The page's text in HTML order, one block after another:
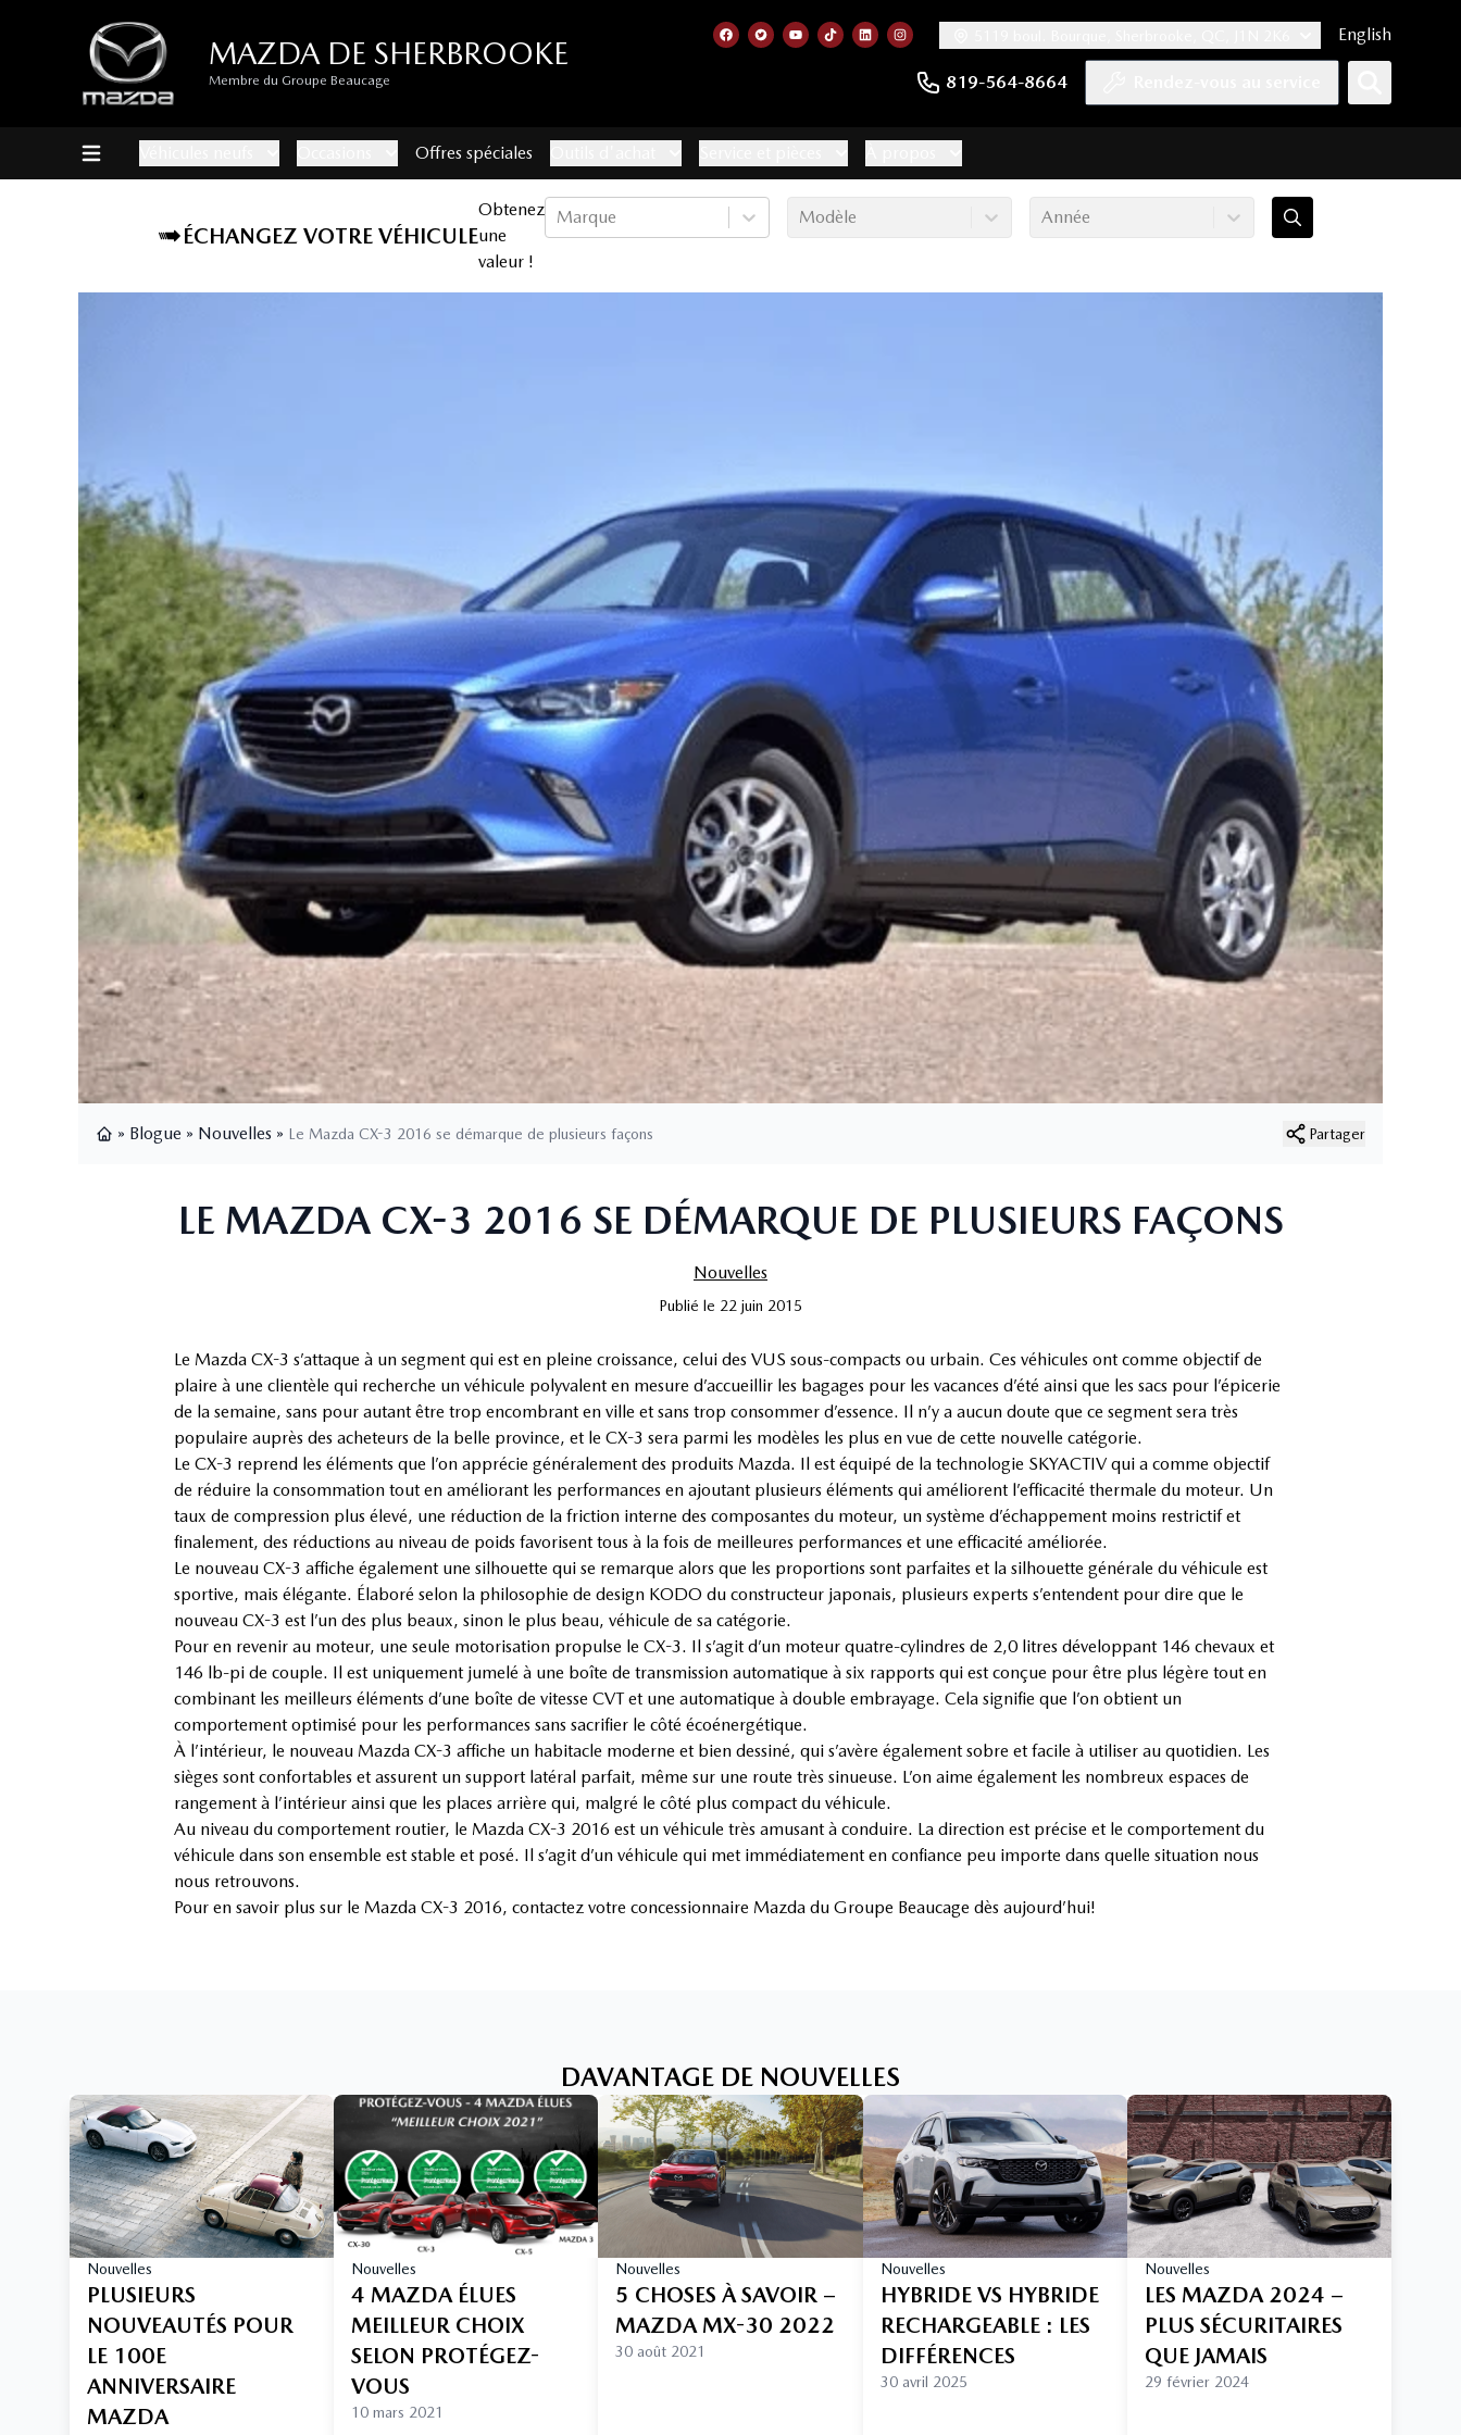
MAZDA DE SHERBROOKE
Membre du Groupe Beaucage 819-564-8664
Lien vers notre page facebook
Lien vers notre compte Twitter
Lien vers notre chaîne YouTube
Lien vers notre compte Tiktok
Lien vers notre compte LinkedIn
Lien vers notre compte Instagram
English
Offres spéciales
ÉCHANGEZ VOTRE VÉHICULE
Obtenez
une
valeur !
Marque Modèle Année
» Blogue » Nouvelles » Le Mazda CX-3 2016 se démarque de plusieurs façons Partager
LE MAZDA CX-3 2016 SE DÉMARQUE DE PLUSIEURS FAÇONS
Nouvelles
Publié le 22 juin 2015
Le Mazda CX-3 s’attaque à un segment qui est en pleine croissance, celui des VUS sous-compacts ou urbain. Ces véhicules ont comme objectif de
plaire à une clientèle qui recherche un véhicule polyvalent en mesure d’accueillir les bagages pour les vacances d’été ainsi que les sacs pour l’épicerie
de la semaine, sans pour autant être trop encombrant en ville et sans trop consommer d’essence. Il n’y a aucun doute que ce segment sera très
populaire auprès des acheteurs de la belle province, et le CX-3 sera parmi les modèles les plus en vue de cette nouvelle catégorie.
Le CX-3 reprend les éléments que l’on apprécie généralement des produits Mazda. Il est équipé de la technologie SKYACTIV qui a comme objectif
de réduire la consommation tout en améliorant les performances en ajoutant plusieurs éléments qui améliorent l’efficacité thermale du moteur. Un
taux de compression plus élevé, une réduction de la friction interne des composantes du moteur, un système d’échappement moins restrictif et
finalement, des réductions au niveau de poids favorisent tous à la fois de meilleures performances et une efficacité améliorée.
Le nouveau CX-3 affiche également une silhouette qui se remarque alors que les proportions sont parfaites et la silhouette générale du véhicule est
sportive, mais élégante. Élaboré selon la philosophie de design KODO du constructeur japonais, plusieurs experts s’entendent pour dire que le
nouveau CX-3 est l’un des plus beaux, sinon le plus beau, véhicule de sa catégorie.
Pour en revenir au moteur, une seule motorisation propulse le CX-3. Il s’agit d’un moteur quatre-cylindres de 2,0 litres développant 146 chevaux et
146 lb-pi de couple. Il est uniquement jumelé à une boîte de transmission automatique à six rapports qui est conçue pour être plus légère tout en
combinant les meilleurs éléments d’une boîte de vitesse CVT et une automatique à double embrayage. Cela signifie que l’on obtient un
comportement optimisé pour les performances sans sacrifier le côté écoénergétique.
À l’intérieur, le nouveau Mazda CX-3 affiche un habitacle moderne et bien dessiné, qui s’avère également sobre et facile à utiliser au quotidien. Les
sièges sont confortables et assurent un support latéral parfait, même sur une route très sinueuse. L’on aime également les nombreux espaces de
rangement à l’intérieur ainsi que les places arrière qui, malgré le côté plus compact du véhicule.
Au niveau du comportement routier, le Mazda CX-3 2016 est un véhicule très amusant à conduire. La direction est précise et le comportement du
véhicule dans son ensemble est stable et posé. Il s’agit d’un véhicule qui met immédiatement en confiance peu importe dans quelle situation nous
nous retrouvons.
Pour en savoir plus sur le Mazda CX-3 2016, contactez votre concessionnaire Mazda du Groupe Beaucage dès aujourd’hui!
DAVANTAGE DE NOUVELLES
Nouvelles
PLUSIEURS
NOUVEAUTÉS POUR
LE 100E
ANNIVERSAIRE
MAZDA
Nouvelles
4 MAZDA ÉLUES
MEILLEUR CHOIX
SELON PROTÉGEZ-
VOUS
10 mars 2021
Nouvelles
5 CHOSES À SAVOIR –
MAZDA MX-30 2022
30 août 2021
Nouvelles
HYBRIDE VS HYBRIDE
RECHARGEABLE : LES
DIFFÉRENCES
30 avril 2025
Nouvelles
LES MAZDA 2024 –
PLUS SÉCURITAIRES
QUE JAMAIS
29 février 2024